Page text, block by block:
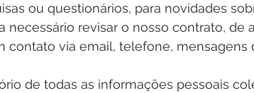
ou questionários, para novidades
necessário revisar o nosso contrato, de
contato via email, telefone, mensagens
de todas as informações pessoais